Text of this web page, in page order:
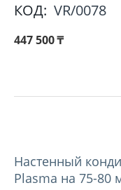
КОД: VR/0078
447 500₸
Настенный
Plasma на 75-80